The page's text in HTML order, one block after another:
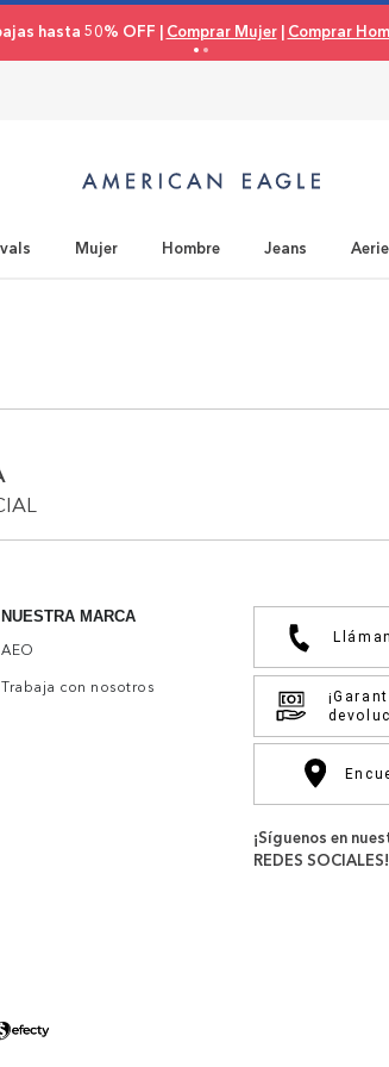
hasta 50% OFF | Comprar Mujer| Comprar
Mujer Hombre Jeans Aerie
NUESTRA MARCA
AEO
Trabaja con nosotros
¡Síguenos en
REDES SOCIALES!